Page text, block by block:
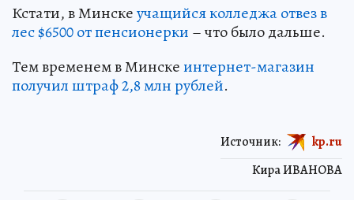
Кстати, в Минскеучащийся колледжа отвез в
лес $6500 от пенсионерки – что было дальше.
Тем временем в Минскеинтернет-магазин
получил штраф 2,8 млн рублей.
Кира ИВАНОВА
Источник: kp.ru